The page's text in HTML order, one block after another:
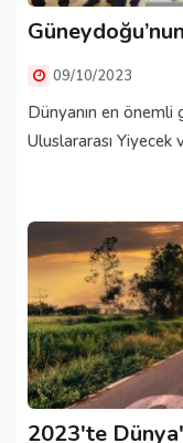
09/10/2023
Dünyanın en önemli
Uluslararası Yiyecek
2023'te